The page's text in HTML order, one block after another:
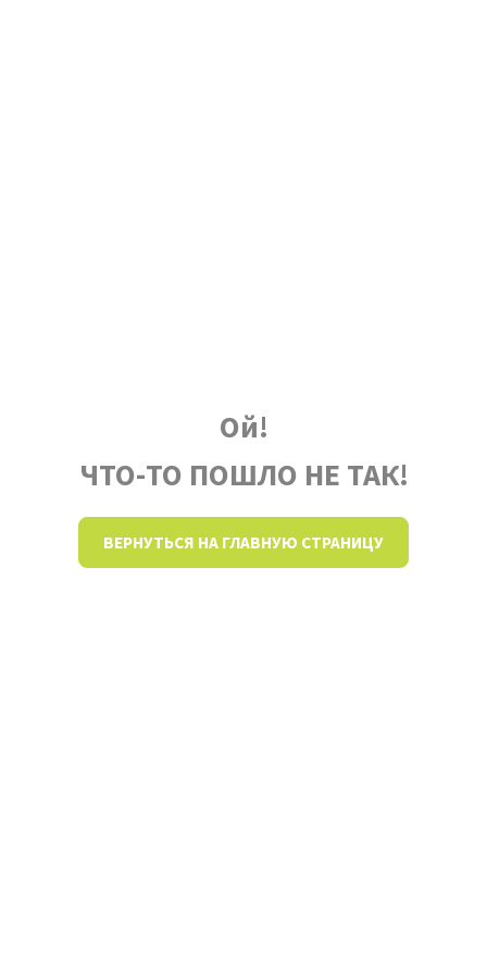
Ой!
ЧТО-ТО ПОШЛО НЕ ТАК!
ВЕРНУТЬСЯ НА ГЛАВНУЮ СТРАНИЦУ